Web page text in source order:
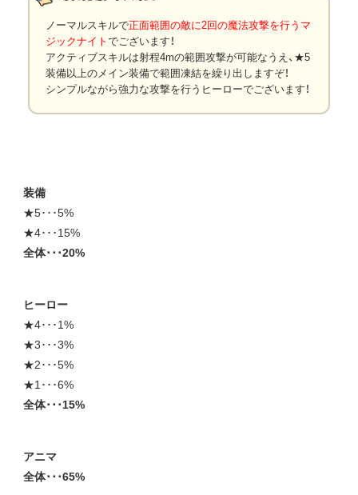
ノーマルスキルで正面範囲の敵に2回の魔法攻撃を行うマ
ジックナイトでございます！
アクティブスキルは射程4mの範囲攻撃が可能なうえ、★5
装備以上のメイン装備で範囲凍結を繰り出しますぞ！
シンプルながら強力な攻撃を行うヒーローでございます！
装備
★5･･･5%
★4･･･15%
全体･･･20%
ヒーロー
★4･･･1%
★3･･･3%
★2･･･5%
★1･･･6%
全体･･･15%
アニマ
全体･･･65%